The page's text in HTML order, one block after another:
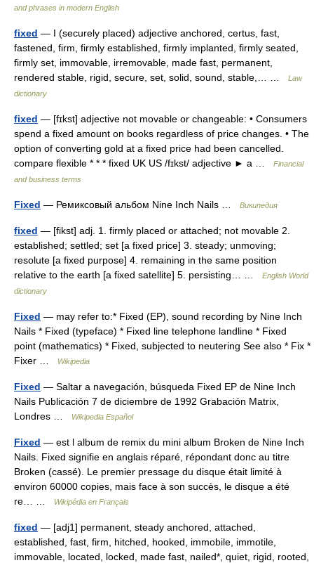
and phrases in modern English
fixed — I (securely placed) adjective anchored, certus, fast,
fastened, firm, firmly established, firmly implanted, firmly seated,
firmly set, immovable, irremovable, made fast, permanent,
rendered stable, rigid, secure, set, solid, sound, stable,… …
Law
dictionary
fixed — [fɪkst] adjective not movable or changeable: • Consumers
spend a fixed amount on books regardless of price changes. • The
option of converting gold at a fixed price had been cancelled.
compare flexible * * * fixed UK US /fɪkst/ adjective ► a …
Financial
and business terms
Fixed — Ремиксовый альбом Nine Inch Nails … Википедия
fixed — [fikst] adj. 1. firmly placed or attached; not movable 2.
established; settled; set [a fixed price] 3. steady; unmoving;
resolute [a fixed purpose] 4. remaining in the same position
relative to the earth [a fixed satellite] 5. persisting… …
English World
dictionary
Fixed — may refer to:* Fixed (EP), sound recording by Nine Inch
Nails * Fixed (typeface) * Fixed line telephone landline * Fixed
point (mathematics) * Fixed, subjected to neutering See also * Fix *
Fixer …
Wikipedia
Fixed — Saltar a navegación, búsqueda Fixed EP de Nine Inch
Nails Publicación 7 de diciembre de 1992 Grabación Matrix,
Londres …
Wikipedia Español
Fixed — est l album de remix du mini album Broken de Nine Inch
Nails. Fixed signifie en anglais réparé, répondant donc au titre
Broken (cassé). Le premier pressage du disque était limité à
environ 60000 copies, mais face à son succès, le disque a été
re… …
Wikipédia en Français
fixed — [adj1] permanent, steady anchored, attached,
established, fast, firm, hitched, hooked, immobile, immotile,
immovable, located, locked, made fast, nailed*, quiet, rigid, rooted,